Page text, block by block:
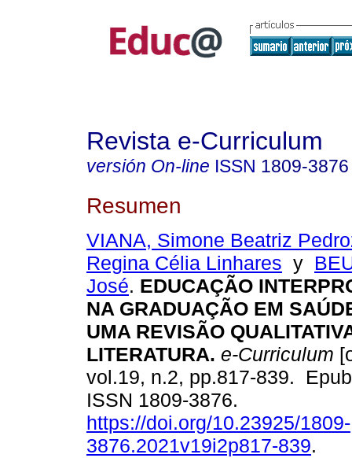
Revista e-Curriculum
versión On-line ISSN 1809-3876
Resumen
VIANA, Simone Beatriz
Regina Célia Linhares y
José. EDUCAÇÃO
NA GRADUAÇÃO EM
UMA REVISÃO
LITERATURA. e-Curriculum
vol.19, n.2, pp.817-839.
ISSN 1809-3876.
https://doi.org/10.23925/1809-
3876.2021v19i2p817-839.